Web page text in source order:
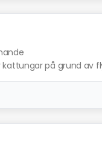
på grund av